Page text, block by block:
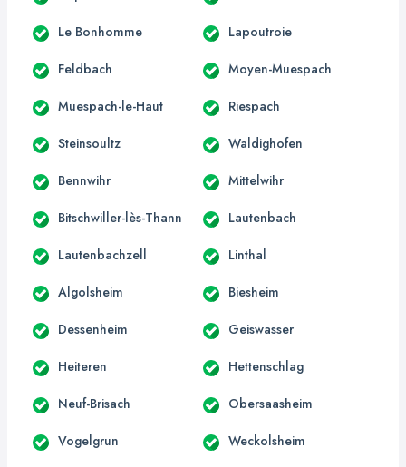
Le Bonhomme Lapoutroie
Feldbach Moyen-Muespach
Muespach-le-Haut Riespach
Steinsoultz Waldighofen
Bennwihr Mittelwihr
Bitschwiller-lès-Thann Lautenbach
Lautenbachzell Linthal
Algolsheim Biesheim
Dessenheim Geiswasser
Heiteren Hettenschlag
Neuf-Brisach Obersaasheim
Vogelgrun Weckolsheim